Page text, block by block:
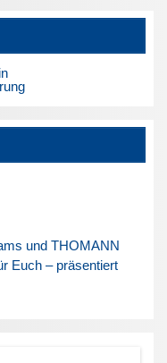
und THOMANN
Euch – präsentiert